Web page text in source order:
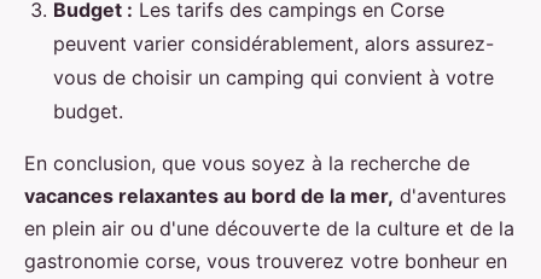
Budget : Les tarifs des campings en Corse
peuvent varier considérablement, alors assurez-
vous de choisir un camping qui convient à votre
budget.
En conclusion, que vous soyez à la recherche de
vacances relaxantes au bord de la mer, d'aventures
en plein air ou d'une découverte de la culture et de la
gastronomie corse, vous trouverez votre bonheur en